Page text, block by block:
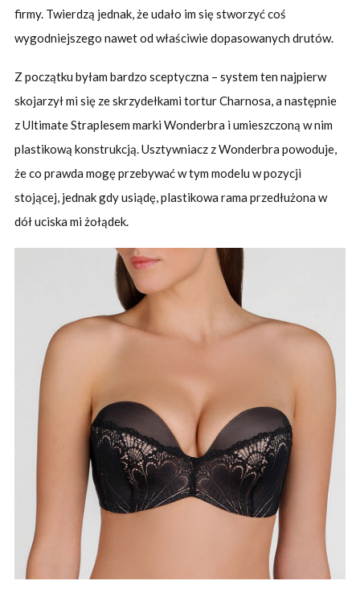
firmy. Twierdzą jednak, że udało im się stworzyć coś
wygodniejszego nawet od właściwie dopasowanych drutów.
Z początku byłam bardzo sceptyczna – system ten najpierw
skojarzył mi się ze skrzydełkami tortur Charnosa, a następnie
z Ultimate Straplesem marki Wonderbra i umieszczoną w nim
plastikową konstrukcją. Usztywniacz z Wonderbra powoduje,
że co prawda mogę przebywać w tym modelu w pozycji
stojącej, jednak gdy usiądę, plastikowa rama przedłużona w
dół uciska mi żołądek.